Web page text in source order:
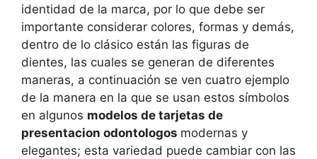
identidad de la marca, por lo que debe ser
importante considerar colores, formas y demás,
dentro de lo clásico están las figuras de
dientes, las cuales se generan de diferentes
maneras, a continuación se ven cuatro ejemplo
de la manera en la que se usan estos símbolos
en algunos modelos de tarjetas de
presentacion odontologos modernas y
elegantes; esta variedad puede cambiar con las